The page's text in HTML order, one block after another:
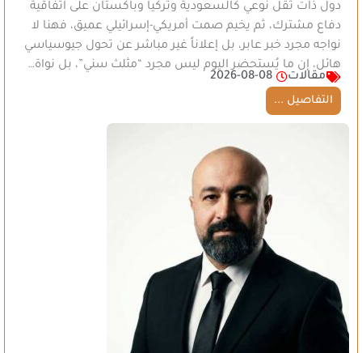
دول ذات ثقل نوعي كالسعودية وتركيا وباكستان على اتفاقية
دفاع مشترك، ثم يخيم صمت أمريكي-إسرائيلي عميق، فهنا لا
نواجه مجرد خبر عابر، بل إعلاناً غير مباشر عن تحول جيوسياسي
هائل، إن ما يُستحضر اليوم ليس مجرد “مثلث سني”، بل نواة…
مقالات
2026-08-08
التفاصيل ...